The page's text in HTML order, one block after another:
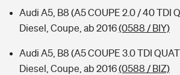
Audi A5, B8 (A5 COUPE 2.0 / 40 TDI
Diesel, Coupe, ab 2016(0588 / BIY)
Audi A5, B8 (A5 COUPE 3.0 TDI
Diesel, Coupe, ab 2016(0588 / BIZ)